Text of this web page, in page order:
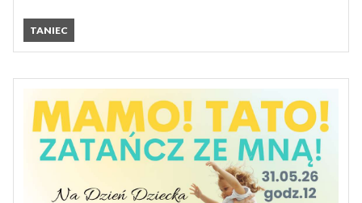
TANIEC